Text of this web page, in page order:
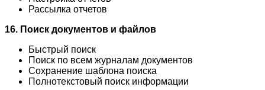
Рассылка отчетов
16. Поиск документов и файлов
Быстрый поиск
Поиск по всем журналам документов
Сохранение шаблона поиска
Полнотекстовый поиск информации